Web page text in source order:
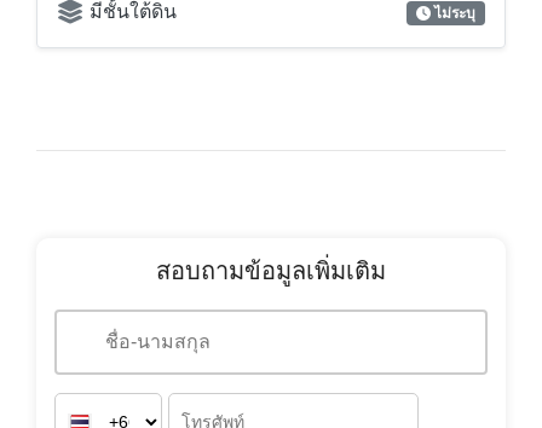
มีชั้นใต้ดิน ไม่ระบุ
สอบถามข้อมูลเพิ่มเติม